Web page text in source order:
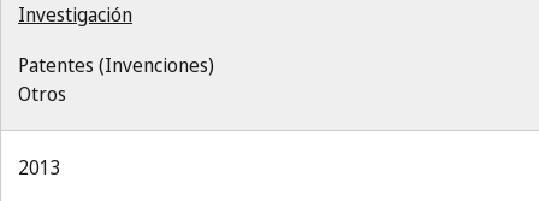
Investigación
Patentes (Invenciones)
Otros
2013